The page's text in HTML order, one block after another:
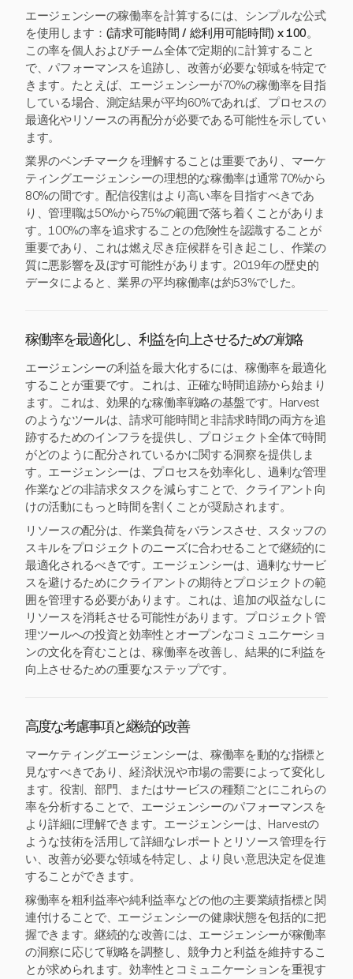
エージェンシーの稼働率を計算するには、シンプルな公式
を使用します： (請求可能時間 / 総利用可能時間) x 100。
この率を個人およびチーム全体で定期的に計算すること
で、パフォーマンスを追跡し、改善が必要な領域を特定で
きます。たとえば、エージェンシーが70%の稼働率を目指
している場合、測定結果が平均60%であれば、プロセスの
最適化やリソースの再配分が必要である可能性を示してい
ます。
業界のベンチマークを理解することは重要であり、マーケ
ティングエージェンシーの理想的な稼働率は通常70%から
80%の間です。配信役割はより高い率を目指すべきであ
り、管理職は50%から75%の範囲で落ち着くことがありま
す。100%の率を追求することの危険性を認識することが
重要であり、これは燃え尽き症候群を引き起こし、作業の
質に悪影響を及ぼす可能性があります。2019年の歴史的
データによると、業界の平均稼働率は約53%でした。
稼働率を最適化し、利益を向上させるための戦略
エージェンシーの利益を最大化するには、稼働率を最適化
することが重要です。これは、正確な時間追跡から始まり
ます。これは、効果的な稼働率戦略の基盤です。Harvest
のようなツールは、請求可能時間と非請求時間の両方を追
跡するためのインフラを提供し、プロジェクト全体で時間
がどのように配分されているかに関する洞察を提供しま
す。エージェンシーは、プロセスを効率化し、過剰な管理
作業などの非請求タスクを減らすことで、クライアント向
けの活動にもっと時間を割くことが奨励されます。
リソースの配分は、作業負荷をバランスさせ、スタッフの
スキルをプロジェクトのニーズに合わせることで継続的に
最適化されるべきです。エージェンシーは、過剰なサービ
スを避けるためにクライアントの期待とプロジェクトの範
囲を管理する必要があります。これは、追加の収益なしに
リソースを消耗させる可能性があります。プロジェクト管
理ツールへの投資と効率性とオープンなコミュニケーショ
ンの文化を育むことは、稼働率を改善し、結果的に利益を
向上させるための重要なステップです。
高度な考慮事項と継続的改善
マーケティングエージェンシーは、稼働率を動的な指標と
見なすべきであり、経済状況や市場の需要によって変化し
ます。役割、部門、またはサービスの種類ごとにこれらの
率を分析することで、エージェンシーのパフォーマンスを
より詳細に理解できます。エージェンシーは、Harvestの
ような技術を活用して詳細なレポートとリソース管理を行
い、改善が必要な領域を特定し、より良い意思決定を促進
することができます。
稼働率を粗利益率や純利益率などの他の主要業績指標と関
連付けることで、エージェンシーの健康状態を包括的に把
握できます。継続的な改善には、エージェンシーが稼働率
の洞察に応じて戦略を調整し、競争力と利益を維持するこ
とが求められます。効率性とコミュニケーションを重視す